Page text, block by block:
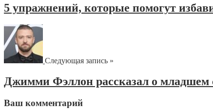
5 упражнений, которые помогут
Следующая запись »
Джимми Фэллон рассказал о
Ваш комментарий